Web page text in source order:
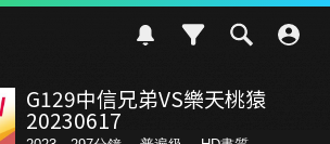
G129中信兄弟VS樂天桃猿
20230617